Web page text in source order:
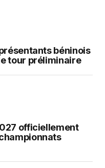
béninois
tour préliminaire
officiellement